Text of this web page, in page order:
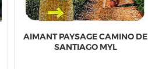
AIMANT PAYSAGE CAMINO DE
SANTIAGO MYL